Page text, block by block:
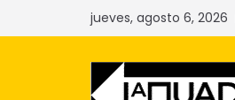
al
jueves, agosto 6, 2026